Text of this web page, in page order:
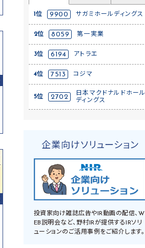
1位 9900 サガミホールディングス
2位 8059 第一実業
3位 6194 アトラエ
4位 7513 コジマ
5位 2702
日本マクドナルドホール
ディングス
企業向けソリューション
投資家向け雑誌広告やIR動画の配信、W
EB説明会など、野村IRが提供するIRソリ
ューションのご活用事例をご紹介します。